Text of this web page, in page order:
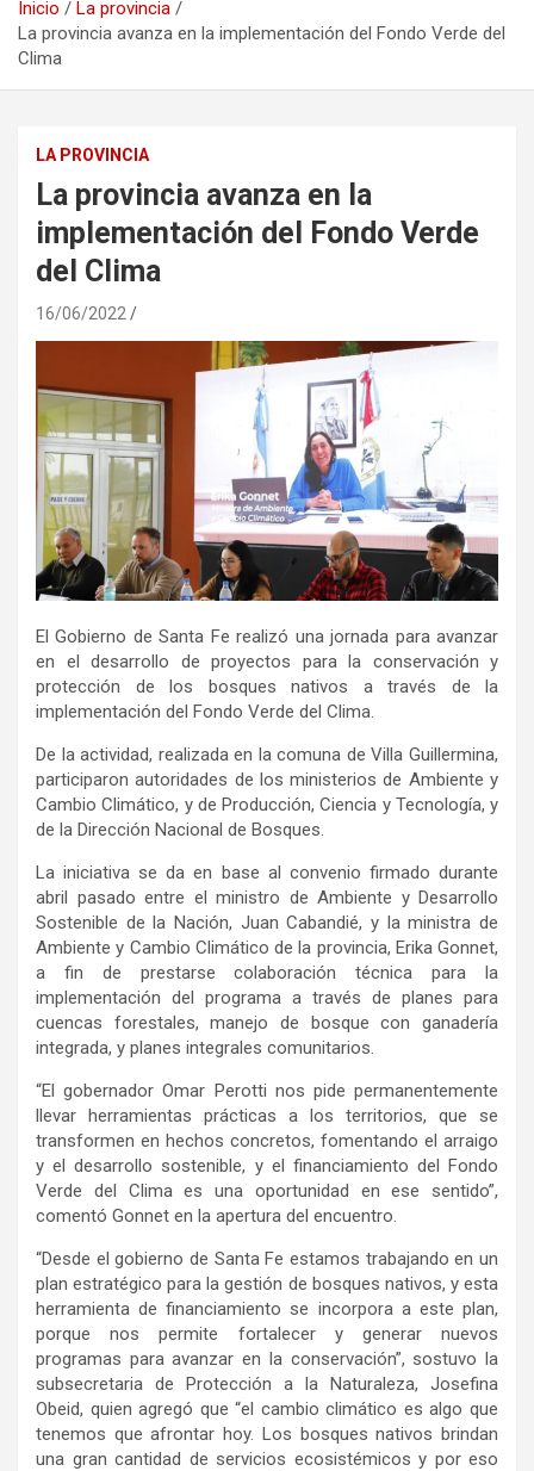
Inicio
La provincia
La provincia avanza en la implementación del Fondo Verde del
Clima
LA PROVINCIA
La provincia avanza en la
implementación del Fondo Verde
del Clima
16/06/2022
El Gobierno de Santa Fe realizó una jornada para avanzar
en el desarrollo de proyectos para la conservación y
protección de los bosques nativos a través de la
implementación del Fondo Verde del Clima.
De la actividad, realizada en la comuna de Villa Guillermina,
participaron autoridades de los ministerios de Ambiente y
Cambio Climático, y de Producción, Ciencia y Tecnología, y
de la Dirección Nacional de Bosques.
La iniciativa se da en base al convenio firmado durante
abril pasado entre el ministro de Ambiente y Desarrollo
Sostenible de la Nación, Juan Cabandié, y la ministra de
Ambiente y Cambio Climático de la provincia, Erika Gonnet,
a fin de prestarse colaboración técnica para la
implementación del programa a través de planes para
cuencas forestales, manejo de bosque con ganadería
integrada, y planes integrales comunitarios.
“El gobernador Omar Perotti nos pide permanentemente
llevar herramientas prácticas a los territorios, que se
transformen en hechos concretos, fomentando el arraigo
y el desarrollo sostenible, y el financiamiento del Fondo
Verde del Clima es una oportunidad en ese sentido”,
comentó Gonnet en la apertura del encuentro.
“Desde el gobierno de Santa Fe estamos trabajando en un
plan estratégico para la gestión de bosques nativos, y esta
herramienta de financiamiento se incorpora a este plan,
porque nos permite fortalecer y generar nuevos
programas para avanzar en la conservación”, sostuvo la
subsecretaria de Protección a la Naturaleza, Josefina
Obeid, quien agregó que “el cambio climático es algo que
tenemos que afrontar hoy. Los bosques nativos brindan
una gran cantidad de servicios ecosistémicos y por eso